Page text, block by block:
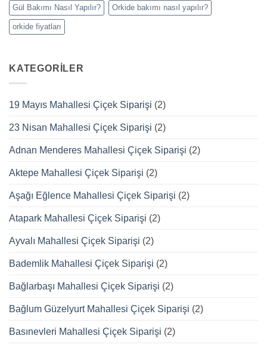
Gül Bakımı Nasıl Yapılır? Orkide bakımı nasıl yapılır?
orkide fiyatları
KATEGORILER
19 Mayıs Mahallesi Çiçek Siparişi (2)
23 Nisan Mahallesi Çiçek Siparişi (2)
Adnan Menderes Mahallesi Çiçek Siparişi (2)
Aktepe Mahallesi Çiçek Siparişi (2)
Aşağı Eğlence Mahallesi Çiçek Siparişi (2)
Atapark Mahallesi Çiçek Siparişi (2)
Ayvalı Mahallesi Çiçek Siparişi (2)
Bademlik Mahallesi Çiçek Siparişi (2)
Bağlarbaşı Mahallesi Çiçek Siparişi (2)
Bağlum Güzelyurt Mahallesi Çiçek Siparişi (2)
Basınevleri Mahallesi Çiçek Siparişi (2)